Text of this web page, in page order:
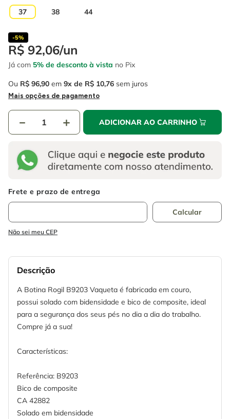
37
38 44
-5%
R$ 92,06/un
Já com 5% de desconto à vista no Pix
Ou R$ 96,90 em 9 R$ 10,76 sem juros
Mais opções de pagamento
＋
－ ADICIONAR AO CARRINHO
Não sei meu CEP
Descrição
A Botina Rogil B9203 Vaqueta é fabricada em couro,
possui solado com bidensidade e bico de composite, ideal
para a segurança dos seus pés no dia a dia do trabalho.
Compre já a sua!
Características:
Referência: B9203
Bico de composite
CA 42882
Solado em bidensidade
6º
8 º disco corte
9º cabo flexivel
10 º serra copo
º fio
º chave impacto
º disco corte
serra copo